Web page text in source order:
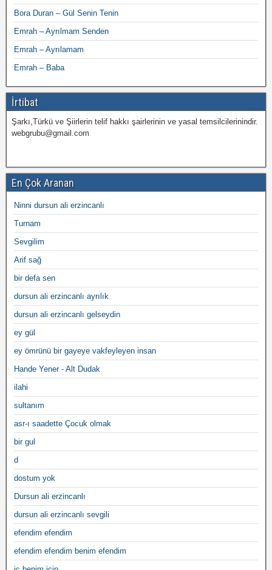
Bora Duran – Gül Senin Tenin
Emrah – Ayrılmam Senden
Emrah – Ayrılamam
Emrah – Baba
İrtibat
Şarkı,Türkü ve Şiirlerin telif hakkı şairlerinin ve yasal temsilcilerinindir.
webgrubu@gmail.com
En Çok Aranan
Ninni dursun ali erzincanlı
Turnam
Sevgilim
Arif sağ
bir defa sen
dursun ali erzincanlı ayrılık
dursun ali erzincanlı gelseydin
ey gül
ey ömrünü bir gayeye vakfeyleyen insan
Hande Yener - Alt Dudak
ilahi
sultanım
asr-ı saadette Çocuk olmak
bir gul
d
dostum yok
Dursun ali erzincanlı
dursun ali erzincanlı sevgili
efendim efendim
efendim efendim benim efendim